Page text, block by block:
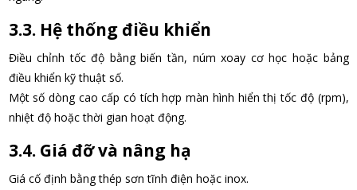
3.3. Hệ thống điều khiển
Điều chỉnh tốc độ bằng biến tần, núm xoay cơ học hoặc bảng
điều khiển kỹ thuật số.
Một số dòng cao cấp có tích hợp màn hình hiển thị tốc độ (rpm),
nhiệt độ hoặc thời gian hoạt động.
3.4. Giá đỡ và nâng hạ
Giá cố định bằng thép sơn tĩnh điện hoặc inox.